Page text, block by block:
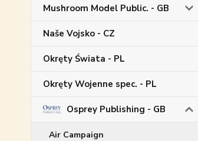
Mushroom Model Public. - GB
Naše Vojsko - CZ
Okręty Świata - PL
Okręty Wojenne spec. - PL
Osprey Publishing - GB
Air Campaign